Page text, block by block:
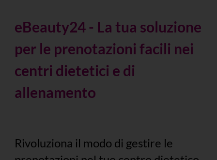
eBeauty24 - La tua soluzione
per le prenotazioni facili nei
centri dietetici e di
allenamento
Rivoluziona il modo di gestire le